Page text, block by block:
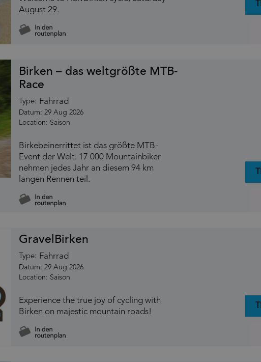
August 29.
Birken – das weltgrößte MTB-
Race
Type: Fahrrad
29 Aug 2026
Saison
Birkebeinerrittet ist das größte MTB-
Event der Welt. 17 000 Mountainbiker
nehmen jedes Jahr an diesem 94 km
langen Rennen teil.
GravelBirken
Type: Fahrrad
29 Aug 2026
Saison
Experience the true joy of cycling with
Birken on majestic mountain roads!